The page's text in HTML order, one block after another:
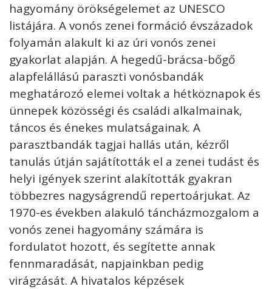
hagyomány örökségelemet az UNESCO
listájára. A vonós zenei formáció évszázadok
folyamán alakult ki az úri vonós zenei
gyakorlat alapján. A hegedű-brácsa-bőgő
alapfelállású paraszti vonósbandák
meghatározó elemei voltak a hétköznapok és
ünnepek közösségi és családi alkalmainak,
táncos és énekes mulatságainak. A
parasztbandák tagjai hallás után, kézről
tanulás útján sajátították el a zenei tudást és
helyi igények szerint alakították gyakran
többezres nagyságrendű repertoárjukat. Az
1970-es években alakuló táncházmozgalom a
vonós zenei hagyomány számára is
fordulatot hozott, és segítette annak
fennmaradását, napjainkban pedig
virágzását. A hivatalos képzések